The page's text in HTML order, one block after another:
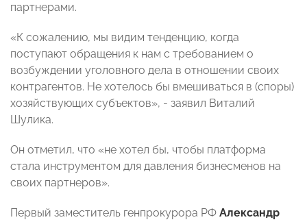
партнерами.
«К сожалению, мы видим тенденцию, когда
поступают обращения к нам с требованием о
возбуждении уголовного дела в отношении своих
контрагентов. Не хотелось бы вмешиваться в (споры)
хозяйствующих субъектов», - заявил Виталий
Шулика.
Он отметил, что «не хотел бы, чтобы платформа
стала инструментом для давления бизнесменов на
своих партнеров».
Первый заместитель генпрокурора РФ Александр